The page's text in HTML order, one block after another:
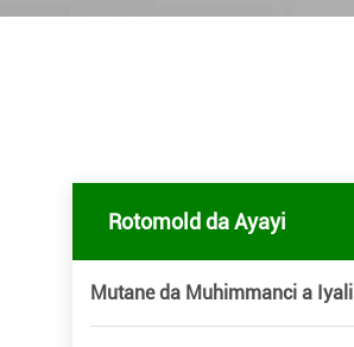
Rotomold da Ayayi
Mutane da Muhimmanci a Iyali